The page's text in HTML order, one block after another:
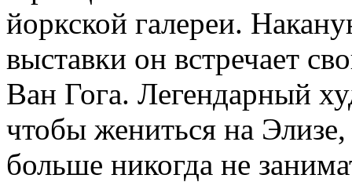
йоркской галереи.
выставки он встречает
Ван Гога. Легендарный
чтобы жениться на
больше никогда не